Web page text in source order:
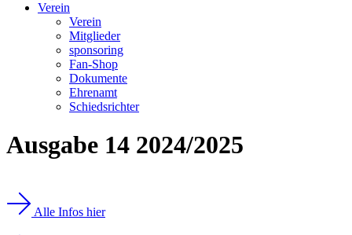
Verein
Verein
Mitglieder
sponsoring
Fan-Shop
Dokumente
Ehrenamt
Schiedsrichter
Ausgabe 14 2024/2025
Alle Infos hier